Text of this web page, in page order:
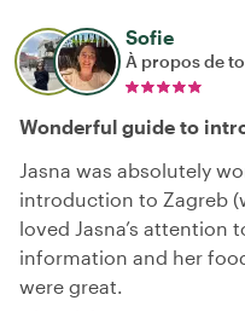
Sofie
À propos de
Wonderful guide to
Jasna was absolutely
introduction to Zagreb
loved Jasna’s attention
information and her
were great.